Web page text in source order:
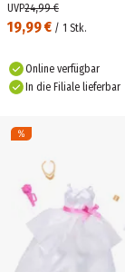
19,99 € / 1 Stk.
UVP24,99 €
Online verfügbar
In die Filiale lieferbar